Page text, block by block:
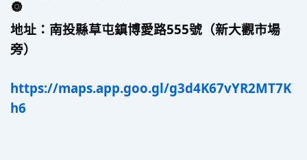
地址：南投縣草屯鎮博愛路555號（新大觀市場
旁）
https://maps.app.goo.gl/g3d4K67vYR2MT7K
h6